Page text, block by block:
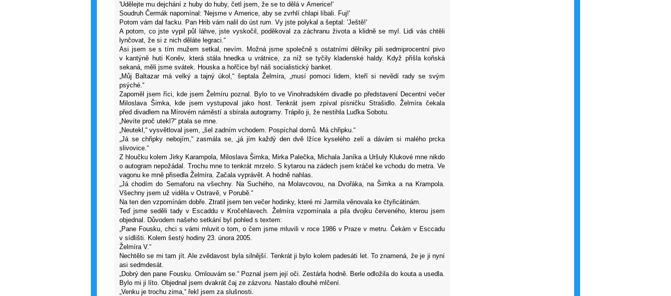
'Udělejte mu dejchání z huby do huby, četl jsem, že se to dělá v Americe!'
Soudruh Čermák napomínal: 'Nejsme v Americe, aby se zvrhlí chlapi líbali. Fuj!'
Potom vám dal facku. Pan Hrib vám nalil do úst rum. Vy jste polykal a šeptal: 'Ještě!'
A potom, co jste vypil půl láhve, jste vyskočil, poděkoval za záchranu života a klidně se myl. Lidi vás chtěli
lynčovat, že si z nich děláte legraci.“
Asi jsem se s tím mužem setkal, nevím. Možná jsme společně s ostatními dělníky pili sedmiprocentní pivo
v kantýně huti Koněv, která stála hnedka u vrátnice, za níž se tyčily kladenské haldy. Když přišla koňská
sekaná, měli jsme svátek. Houska a hořčice byl náš socialistický banket.
„Můj Baltazar má velký a tajný úkol,“ šeptala Želmíra, „musí pomoci lidem, kteří si nevědí rady se svým
psýché.“
Zapoměl jsem říci, kde jsem Želmíru poznal. Bylo to ve Vinohradském divadle po představení Decentní večer
Miloslava Šimka, kde jsem vystupoval jako host. Tenkrát jsem zpíval písničku Strašidlo. Želmíra čekala
před divadlem na Mírovém náměstí a sbírala autogramy. Trápilo ji, že nestihla Luďka Sobotu.
„Nevíte proč utekl?“ ptala se mne.
„Neutekl,“ vysvětloval jsem, „šel zadním vchodem. Pospíchal domů. Má chřipku.“
„Já se chřipky nebojím,“ zasmála se, „já jím každý den dvě lžíce kyselého zelí a dávám si malého prcka
slivovice.“
Z hloučku kolem Jirky Karampola, Miloslava Šimka, Mirka Palečka, Michala Janíka a Uršuly Klukové mne nikdo
o autogram nepožádal. Trochu mne to tenkrát mrzelo. S kytarou na zádech jsem kráčel ke vchodu do metra. Ve
vagonu ke mně přisedla Želmíra. Začala vyprávět. A hodně nahlas.
„Já chodím do Semaforu na všechny. Na Suchého, na Molavcovou, na Dvořáka, na Šimka a na Krampola.
Všechny jsem už viděla v Ostravě, v Porubě.“
Na ten den vzpomínám dobře. Ztratil jsem ten večer hodinky, které mi Jarmila věnovala ke čtyřicátinám.
Teď jsme seděli tady v Escaddu v Kročehlavech. Želmíra vzpomínala a pila dvojku červeného, kterou jsem
objednal. Důvodem našeho setkání byl pohled s textem:
„Pane Fousku, chci s vámi mluvit o tom, o čem jsme mluvili v roce 1986 v Praze v metru. Čekám v Esccadu
v sídlišti. Kolem šestý hodiny 23. února 2005.
Želmíra V.“
Nechtělo se mi tam jít. Ale zvědavost byla silnější. Tenkrát ji bylo kolem padesáti let. To znamená, že je ji nyní
asi sedmdesát.
„Dobrý den pane Fousku. Omlouvám se.“ Poznal jsem její oči. Zestárla hodně. Berle odložila do kouta a usedla.
Bylo mi ji líto. Objednal jsem dvakrát čaj ze zázvoru. Nastalo dlouhé mlčení.
„Venku je trochu zima,“ řekl jsem za slušnosti.